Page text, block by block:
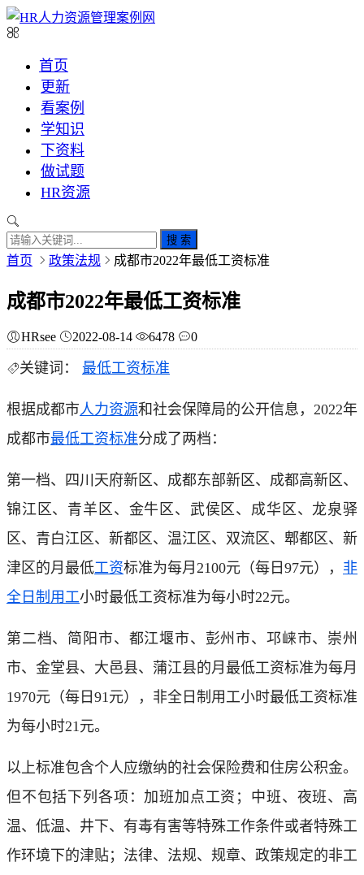
首页
更新
看案例
学知识
下资料
做试题
HR资源
搜 索
首页 政策法规 成都市2022年最低工资标准
成都市2022年最低工资标准
HRsee 2022-08-14 6478 0
关键词： 最低工资标准
根据成都市人力资源和社会保障局的公开信息，2022年
成都市最低工资标准分成了两档：
第一档、四川天府新区、成都东部新区、成都高新区、
锦江区、青羊区、金牛区、武侯区、成华区、龙泉驿
区、青白江区、新都区、温江区、双流区、郫都区、新
津区的月最低工资标准为每月2100元（每日97元）， 非
全日制用工小时最低工资标准为每小时22元。
第二档、简阳市、都江堰市、彭州市、邛崃市、崇州
市、金堂县、大邑县、蒲江县的月最低工资标准为每月
1970元（每日91元），非全日制用工小时最低工资标准
为每小时21元。
以上标准包含个人应缴纳的社会保险费和住房公积金。
但不包括下列各项：加班加点工资；中班、夜班、高
温、低温、井下、有毒有害等特殊工作条件或者特殊工
作环境下的津贴；法律、法规、规章、政策规定的非工